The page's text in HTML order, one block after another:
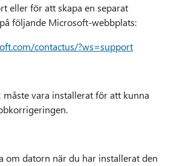
eller för att skapa en separat
följande Microsoft-webbplats:
contactus/?ws=support
måste vara installerat för att kunna
om datorn när du har installerat den